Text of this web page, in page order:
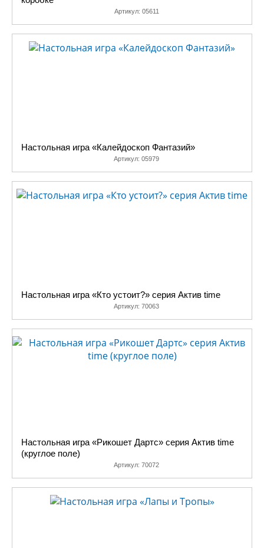
Артикул: 05611
Настольная игра «Калейдоскоп Фантазий»
Артикул: 05979
Настольная игра «Кто устоит?» серия Aктив time
Артикул: 70063
Настольная игра «Рикошет Дартс» серия Aктив time
(круглое поле)
Артикул: 70072